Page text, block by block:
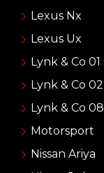
Lexus Nx
Lexus Ux
Lynk & Co 01
Lynk & Co 02
Lynk & Co 08
Motorsport
Nissan Ariya